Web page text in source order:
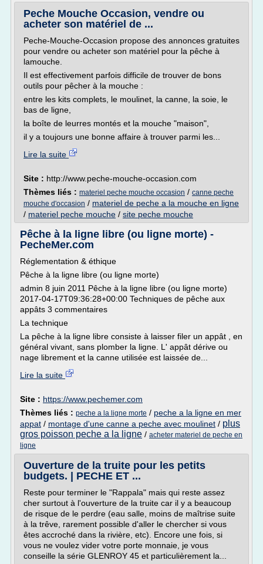
Peche Mouche Occasion, vendre ou
acheter son matériel de ...
Peche-Mouche-Occasion propose des annonces gratuites
pour vendre ou acheter son matériel pour la pêche à
lamouche.
Il est effectivement parfois difficile de trouver de bons
outils pour pêcher à la mouche :
entre les kits complets, le moulinet, la canne, la soie, le
bas de ligne,
la boîte de leurres montés et la mouche "maison",
il y a toujours une bonne affaire à trouver parmi les...
Lire la suite
Site : http://www.peche-mouche-occasion.com
Thèmes liés : materiel peche mouche occasion / canne peche
mouche d'occasion / materiel de peche a la mouche en ligne
/ materiel peche mouche / site peche mouche
Pêche à la ligne libre (ou ligne morte) -
PecheMer.com
Réglementation & éthique
Pêche à la ligne libre (ou ligne morte)
admin 8 juin 2011 Pêche à la ligne libre (ou ligne morte)
2017-04-17T09:36:28+00:00 Techniques de pêche aux
appâts 3 commentaires
La technique
La pêche à la ligne libre consiste à laisser filer un appât , en
général vivant, sans plomber la ligne. L' appât dérive ou
nage librement et la canne utilisée est laissée de...
Lire la suite
Site : https://www.pechemer.com
Thèmes liés : peche a la ligne morte / peche a la ligne en mer
appat / montage d'une canne a peche avec moulinet / plus
gros poisson peche a la ligne / acheter materiel de peche en
ligne
Ouverture de la truite pour les petits
budgets. | PECHE ET ...
Reste pour terminer le "Rappala" mais qui reste assez
cher surtout à l'ouverture de la truite car il y a beaucoup
de risque de le perdre (eau salle, moins de maîtrise suite
à la trêve, rarement possible d'aller le chercher si vous
êtes accroché dans la rivière, etc). Encore une fois, si
vous ne voulez vider votre porte monnaie, je vous
conseille la série GLENROY 45 et particulièrement la...